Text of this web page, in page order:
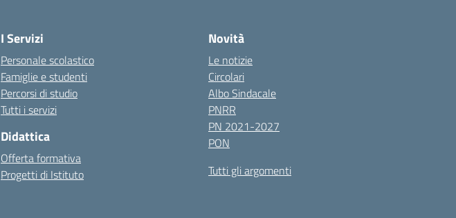
I Servizi
Personale scolastico
Famiglie e studenti
Percorsi di studio
Tutti i servizi
Didattica
Offerta formativa
Progetti di Istituto
Novità
Le notizie
Circolari
Albo Sindacale
PNRR
PN 2021-2027
PON
Tutti gli argomenti